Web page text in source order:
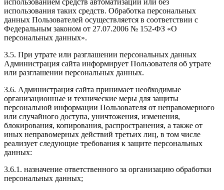
использования таких средств. Обработка персональных
данных Пользователей осуществляется в соответствии с
Федеральным законом от 27.07.2006 № 152-ФЗ «О
персональных данных».
3.5. При утрате или разглашении персональных данных
Администрация сайта информирует Пользователя об утрате
или разглашении персональных данных.
3.6. Администрация сайта принимает необходимые
организационные и технические меры для защиты
персональной информации Пользователя от неправомерного
или случайного доступа, уничтожения, изменения,
блокирования, копирования, распространения, а также от
иных неправомерных действий третьих лиц, в том числе
реализует следующие требования к защите персональных
данных:
3.6.1. назначение ответственного за организацию обработки
персональных данных;